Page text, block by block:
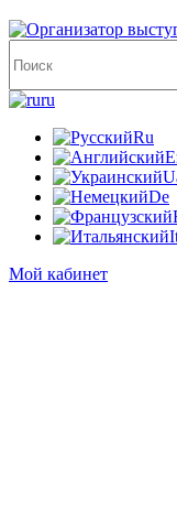
ru
Ru
De
Мой кабинет